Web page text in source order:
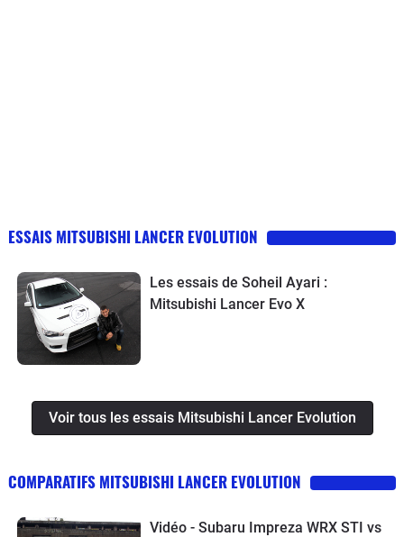
ESSAIS MITSUBISHI LANCER EVOLUTION
Les essais de Soheil Ayari :
Mitsubishi Lancer Evo X
Voir tous les essais Mitsubishi Lancer Evolution
COMPARATIFS MITSUBISHI LANCER EVOLUTION
Vidéo - Subaru Impreza WRX STI vs